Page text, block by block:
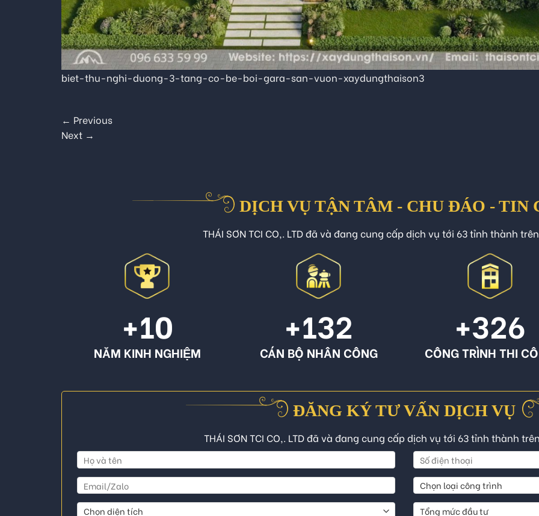
biet-thu-nghi-duong-3-tang-co-be-boi-gara-san-vuon-xaydungthaison3
← Previous
Next →
DỊCH VỤ TẬN TÂM - CHU ĐÁO - TIN
THÁI SƠN TCI CO,. LTD đã và đang cung cấp dịch vụ tới 63 tỉnh thành
+10
NĂM KINH NGHIỆM
+132
CÁN BỘ NHÂN CÔNG
+326
CÔNG TRÌNH THI
ĐĂNG KÝ TƯ VẤN DỊCH VỤ
THÁI SƠN TCI CO,. LTD đã và đang cung cấp dịch vụ tới 63 tỉnh thành